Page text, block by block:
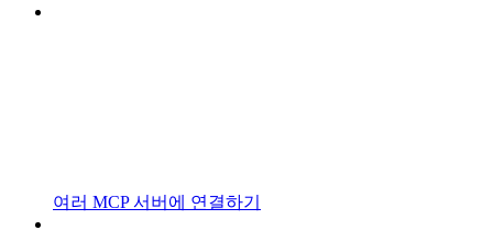
여러 MCP 서버에 연결하기